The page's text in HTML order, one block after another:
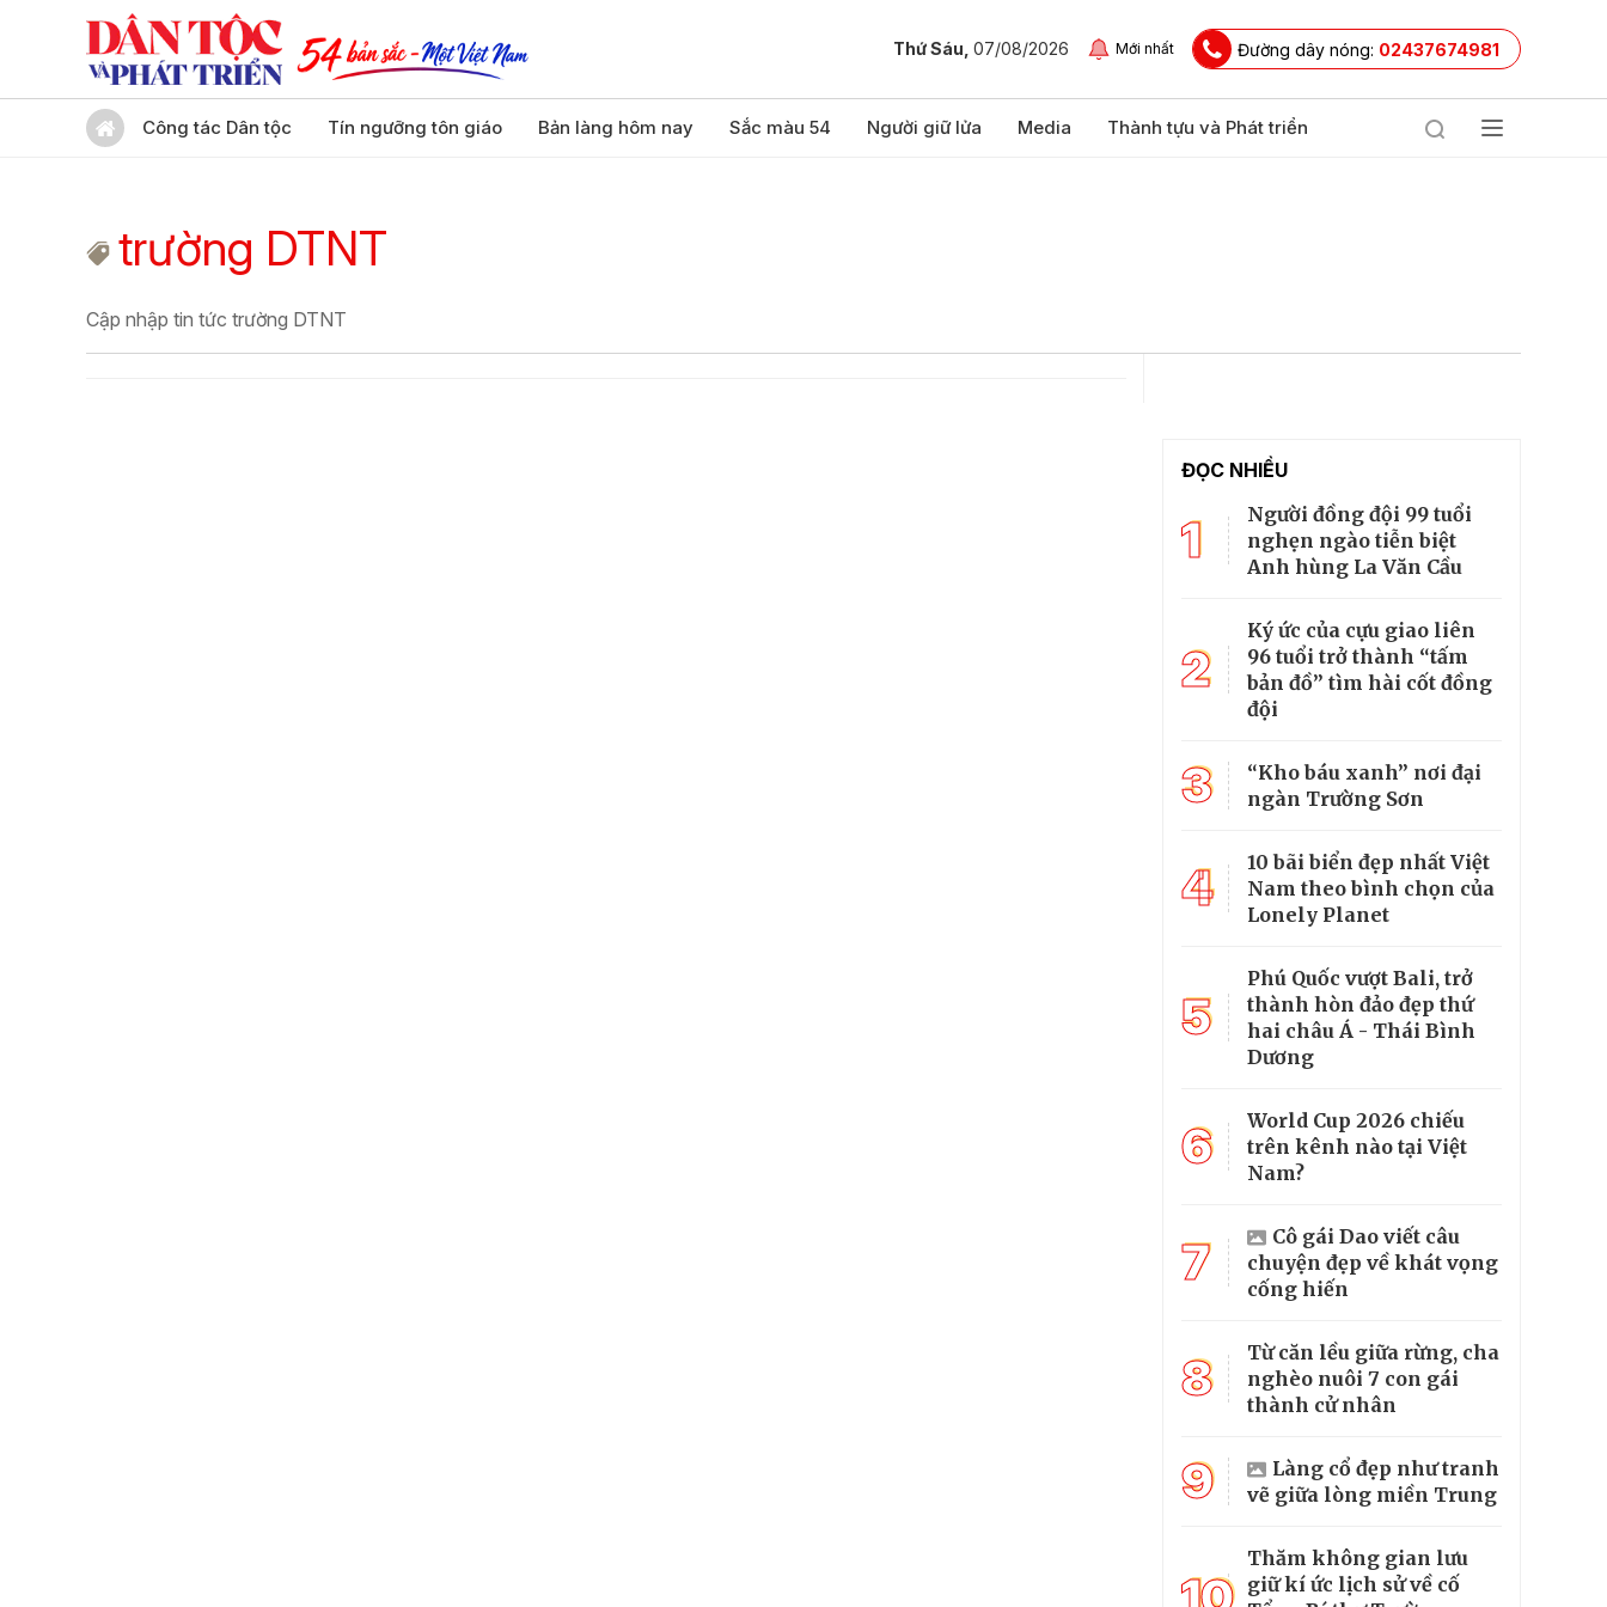
Thứ Sáu, 07/08/2026 Mới nhất Đường dây nóng: 02437674981
Công tác Dân tộc Tín ngưỡng tôn giáo Bản làng hôm nay Sắc màu 54 Người giữ lửa Media Thành tựu và Phát triển
trường DTNT
Cập nhập tin tức trường DTNT
ĐỌC NHIỀU
1
Người đồng đội 99 tuổi
nghẹn ngào tiễn biệt
Anh hùng La Văn Cầu
2
Ký ức của cựu giao liên
96 tuổi trở thành “tấm
bản đồ” tìm hài cốt đồng
đội
3
“Kho báu xanh” nơi đại
ngàn Trường Sơn
4
10 bãi biển đẹp nhất Việt
Nam theo bình chọn của
Lonely Planet
5
Phú Quốc vượt Bali, trở
thành hòn đảo đẹp thứ
hai châu Á - Thái Bình
Dương
6
World Cup 2026 chiếu
trên kênh nào tại Việt
Nam?
7
Cô gái Dao viết câu
chuyện đẹp về khát vọng
cống hiến
8
Từ căn lều giữa rừng, cha
nghèo nuôi 7 con gái
thành cử nhân
9
Làng cổ đẹp như tranh
vẽ giữa lòng miền Trung
Thăm không gian lưu
giữ kí ức lịch sử về cố